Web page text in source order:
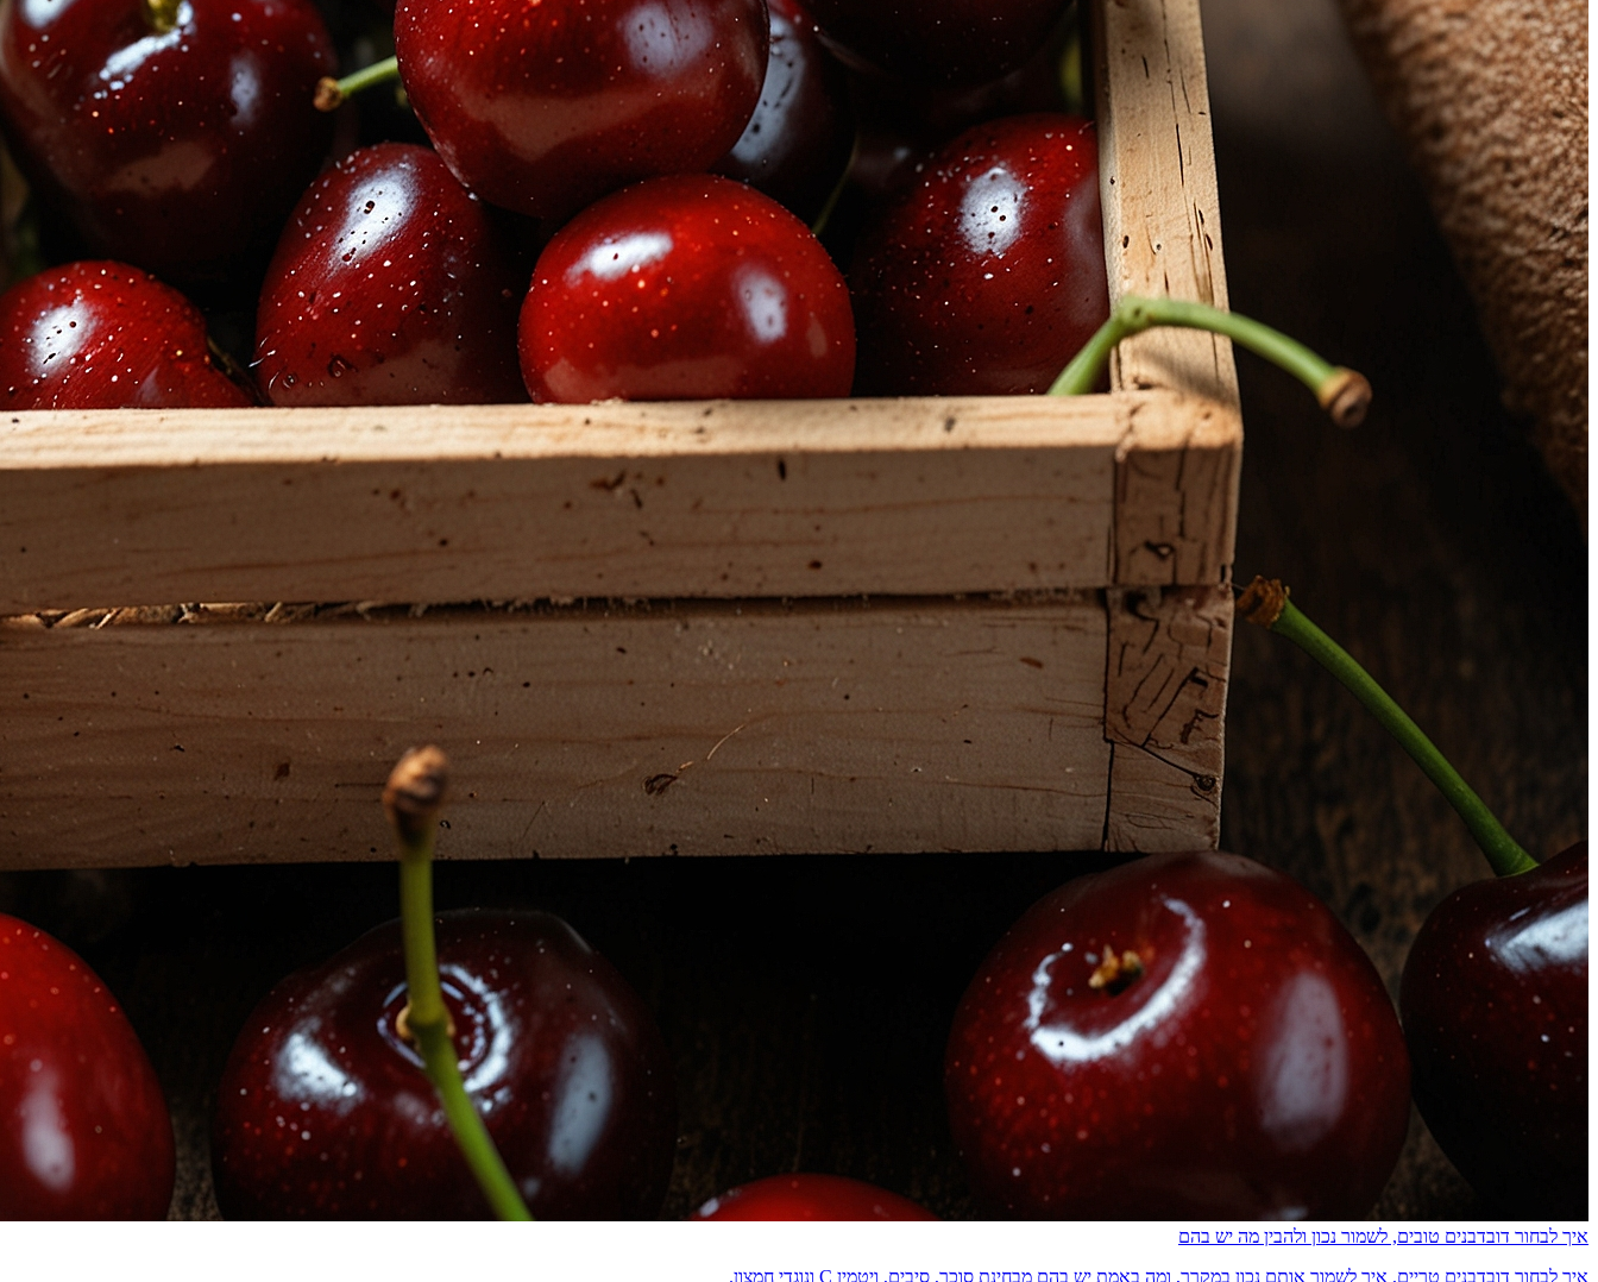
איך לבחור דובדבנים טובים, לשמור נכון ולהבין מה יש בהם
איך לבחור דובדבנים טריים, איך לשמור אותם נכון במקרר, ומה באמת יש בהם מבחינת סוכר, סיבים, ויטמין C ונוגדי חמצון.